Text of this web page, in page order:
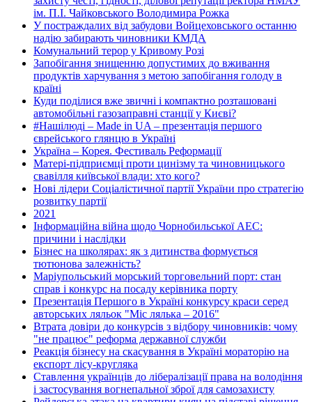
ім. П.І. Чайковського Володимира Рожка
У постраждалих від забудови Войцеховського останню
надію забирають чиновники КМДА
Комунальний терор у Кривому Розі
Запобігання знищенню допустимих до вживання
продуктів харчування з метою запобігання голоду в
країні
Куди поділися вже звичні і компактно розташовані
автомобільні газозаправні станції у Києві?
#Нашілюді – Made in UA – презентація першого
єврейського глянцю в Україні
Україна – Корея. Фестиваль Реформації
Матері-підприємці проти цинізму та чиновницького
свавілля київської влади: хто кого?
Нові лідери Соціалістичної партії України про стратегію
розвитку партії
2021
Інформаційна війна щодо Чорнобильської АЕС:
причини і наслідки
Бізнес на школярах: як з дитинства формується
тютюнова залежність?
Маріупольський морський торговельний порт: стан
справ і конкурс на посаду керівника порту
Презентація Першого в Україні конкурсу краси серед
авторських ляльок "Міс лялька – 2016"
Втрата довіри до конкурсів з відбору чиновників: чому
"не працює" реформа державної служби
Реакція бізнесу на скасування в Україні мораторію на
експорт лісу-кругляка
Ставлення українців до лібералізації права на володіння
і застосування вогнепальної зброї для самозахисту